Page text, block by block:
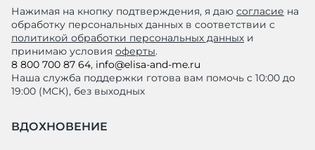
Нажимая на кнопку подтверждения, я даю согласие на
обработку персональных данных в соответствии с
политикой обработки персональных данных и
принимаю условия оферты.
8 800 700 87 64, info@elisa-and-me.ru
Наша служба поддержки готова вам помочь с 10:00 до
19:00 (МСК), без выходных
ВДОХНОВЕНИЕ